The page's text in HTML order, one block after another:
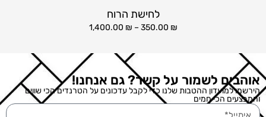
לחישת הרוח
350.00 ₪
–
1,400.00 ₪
אוהבים לשמור על קשר? גם אנחנו!
הירשמו למועדון ההטבות שלנו כדי לקבל עדכונים על הטרנדים הכי שווים
והמבצעים הכי חמים